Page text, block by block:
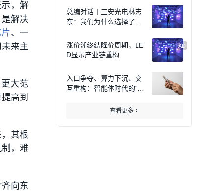
，解
解决
、一
来主
大范
高到
其根
，难
向东
总编对话丨三安光电林志
东：我们为什么选择了化
涨价潮终结降价周期，LE
D显示产业链重构
入口争夺、算力下沉、交
互重构：智能体时代的“终
查看更多